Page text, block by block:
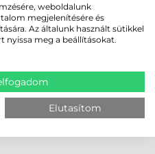
weboldalunk
megjelenítésére és
Az általunk használt sütikkel
meg a beállításokat.
Elutasítom